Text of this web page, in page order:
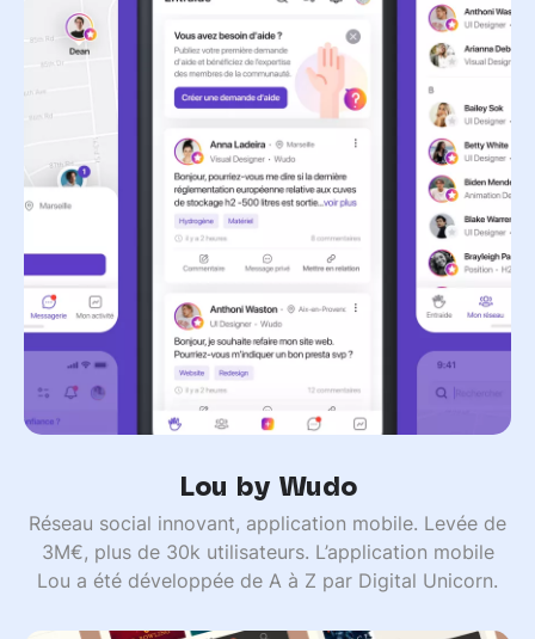
Lou by Wudo
Réseau social innovant, application mobile. Levée de
3M€, plus de 30k utilisateurs. L’application mobile
Lou a été développée de A à Z par Digital Unicorn.